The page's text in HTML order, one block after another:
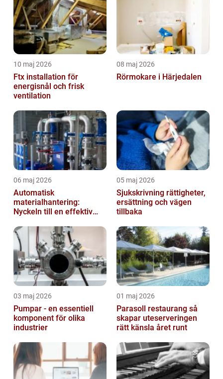
10 maj 2026
Ftx installation för
energisnål och frisk
ventilation
08 maj 2026
Rörmokare i Härjedalen
06 maj 2026
Automatisk
materialhantering:
Nyckeln till en effektiv
05 maj 2026
Sjukskrivning rättigheter,
ersättning och vägen
tillbaka
03 maj 2026
Pumpar - en essentiell
komponent för olika
industrier
01 maj 2026
Parasoll restaurang så
skapar uteserveringen
rätt känsla året runt